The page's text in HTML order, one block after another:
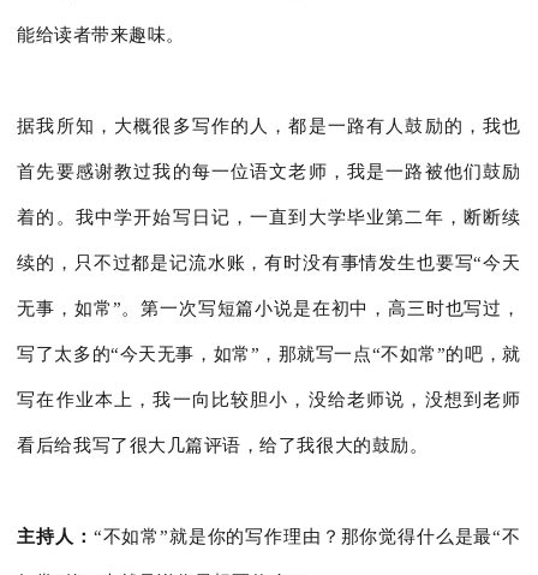
能给读者带来趣味。
据我所知，大概很多写作的人，都是一路有人鼓励的，我也
首先要感谢教过我的每一位语文老师，我是一路被他们鼓励
着的。我中学开始写日记，一直到大学毕业第二年，断断续
续的，只不过都是记流水账，有时没有事情发生也要写“今天
无事，如常”。第一次写短篇小说是在初中，高三时也写过，
写了太多的“今天无事，如常”，那就写一点“不如常”的吧，就
写在作业本上，我一向比较胆小，没给老师说，没想到老师
看后给我写了很大几篇评语，给了我很大的鼓励。
主持人： “不如常”就是你的写作理由？那你觉得什么是最“不